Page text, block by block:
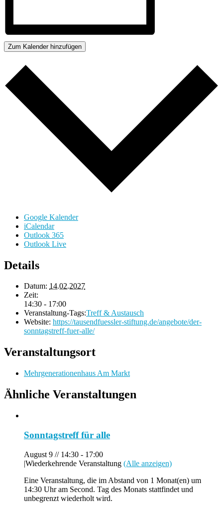
Zum Kalender hinzufügen
Google Kalender
iCalendar
Outlook 365
Outlook Live
Details
Datum: 14.02.2027
Zeit:
14:30 - 17:00
Veranstaltung-Tags:Treff & Austausch
Website: https://tausendfuessler-stiftung.de/angebote/der-
sonntagstreff-fuer-alle/
Veranstaltungsort
Mehrgenerationenhaus Am Markt
Ähnliche Veranstaltungen
Sonntagstreff für alle
August 9 // 14:30 - 17:00
|Wiederkehrende Veranstaltung (Alle anzeigen)
Eine Veranstaltung, die im Abstand von 1 Monat(en) um
14:30 Uhr am Second. Tag des Monats stattfindet und
unbegrenzt wiederholt wird.